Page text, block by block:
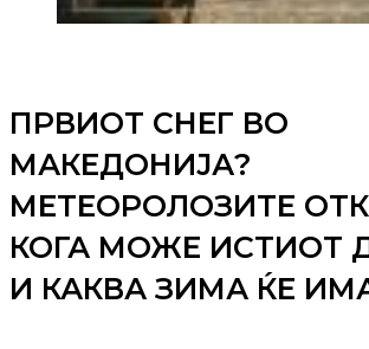
ПРВИОТ СНЕГ ВО
МАКЕДОНИЈА?
МЕТЕОРОЛОЗИТЕ
КОГА МОЖЕ ИСТИОТ
И КАКВА ЗИМА ЌЕ